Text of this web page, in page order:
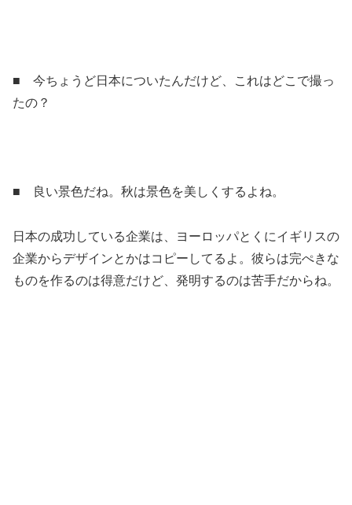
■ 今ちょうど日本についたんだけど、これはどこで撮っ
たの？
■ 良い景色だね。秋は景色を美しくするよね。
日本の成功している企業は、ヨーロッパとくにイギリスの
企業からデザインとかはコピーしてるよ。彼らは完ぺきな
ものを作るのは得意だけど、発明するのは苦手だからね。